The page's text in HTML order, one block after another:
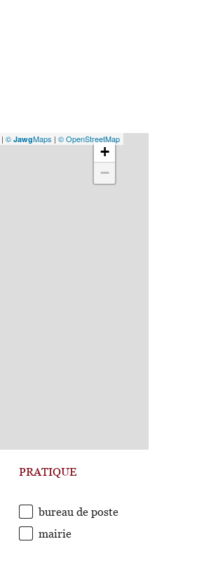
+
−
|©JawgMaps |© OpenStreetMap
PRATIQUE
bureau de poste
mairie